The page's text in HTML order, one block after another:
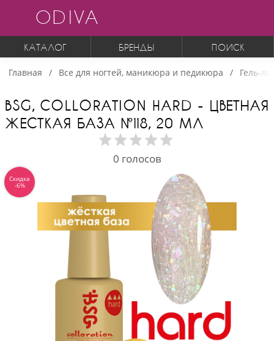
ODIVA
КАТАЛОГ БРЕНДЫ ПОИСК
Главная Все для ногтей, маникюра и педикюра Гель-
BSG, COLLORATION HARD - ЦВЕТНАЯ
ЖЕСТКАЯ БАЗА №118, 20 МЛ
0 голосов
Скидка
-6%